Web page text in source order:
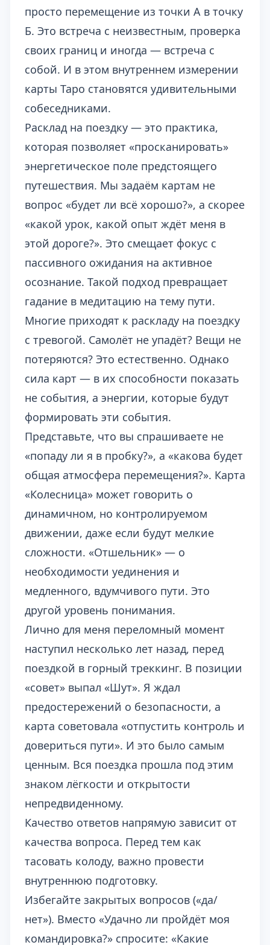
просто перемещение из точки А в точку
Б. Это встреча с неизвестным, проверка
своих границ и иногда — встреча с
собой. И в этом внутреннем измерении
карты Таро становятся удивительными
собеседниками.
Расклад на поездку — это практика,
которая позволяет «просканировать»
энергетическое поле предстоящего
путешествия. Мы задаём картам не
вопрос «будет ли всё хорошо?», а скорее
«какой урок, какой опыт ждёт меня в
этой дороге?». Это смещает фокус с
пассивного ожидания на активное
осознание. Такой подход превращает
гадание в медитацию на тему пути.
Многие приходят к раскладу на поездку
с тревогой. Самолёт не упадёт? Вещи не
потеряются? Это естественно. Однако
сила карт — в их способности показать
не события, а энергии, которые будут
формировать эти события.
Представьте, что вы спрашиваете не
«попаду ли я в пробку?», а «какова будет
общая атмосфера перемещения?». Карта
«Колесница» может говорить о
динамичном, но контролируемом
движении, даже если будут мелкие
сложности. «Отшельник» — о
необходимости уединения и
медленного, вдумчивого пути. Это
другой уровень понимания.
Лично для меня переломный момент
наступил несколько лет назад, перед
поездкой в горный треккинг. В позиции
«совет» выпал «Шут». Я ждал
предостережений о безопасности, а
карта советовала «отпустить контроль и
довериться пути». И это было самым
ценным. Вся поездка прошла под этим
знаком лёгкости и открытости
непредвиденному.
Качество ответов напрямую зависит от
качества вопроса. Перед тем как
тасовать колоду, важно провести
внутреннюю подготовку.
Избегайте закрытых вопросов («да/
нет»). Вместо «Удачно ли пройдёт моя
командировка?» спросите: «Какие